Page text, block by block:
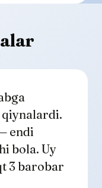
endi
bola. Uy
3 barobar